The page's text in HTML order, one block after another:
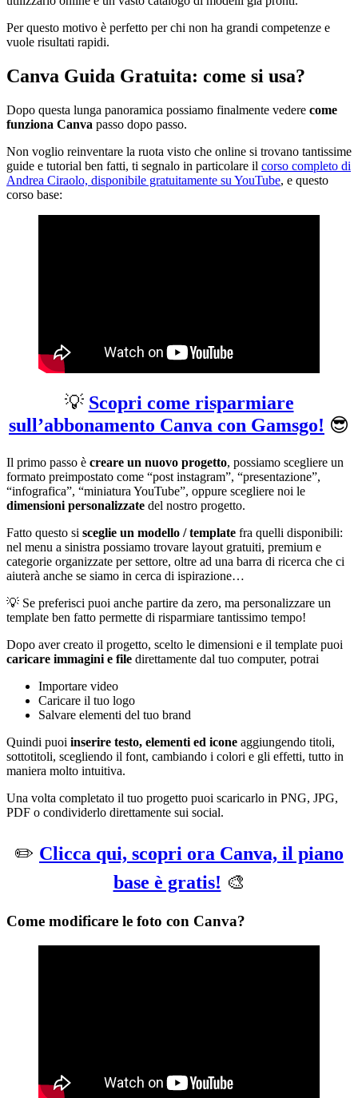
Per questo motivo è perfetto per chi non ha grandi competenze e
vuole risultati rapidi.
Canva Guida Gratuita: come si usa?
Dopo questa lunga panoramica possiamo finalmente vedere come
funziona Canva passo dopo passo.
Non voglio reinventare la ruota visto che online si trovano tantissime
guide e tutorial ben fatti, ti segnalo in particolare il corso completo di
Andrea Ciraolo, disponibile gratuitamente su YouTube, e questo
corso base:
💡 Scopri come risparmiare
sull’abbonamento Canva con Gamsgo! 😎
Il primo passo è creare un nuovo progetto, possiamo scegliere un
formato preimpostato come “post instagram”, “presentazione”,
“infografica”, “miniatura YouTube”, oppure scegliere noi le
dimensioni personalizzate del nostro progetto.
Fatto questo si sceglie un modello / template fra quelli disponibili:
nel menu a sinistra possiamo trovare layout gratuiti, premium e
categorie organizzate per settore, oltre ad una barra di ricerca che ci
aiuterà anche se siamo in cerca di ispirazione…
💡 Se preferisci puoi anche partire da zero, ma personalizzare un
template ben fatto permette di risparmiare tantissimo tempo!
Dopo aver creato il progetto, scelto le dimensioni e il template puoi
caricare immagini e file direttamente dal tuo computer, potrai
Importare video
Caricare il tuo logo
Salvare elementi del tuo brand
Quindi puoi inserire testo, elementi ed icone aggiungendo titoli,
sottotitoli, scegliendo il font, cambiando i colori e gli effetti, tutto in
maniera molto intuitiva.
Una volta completato il tuo progetto puoi scaricarlo in PNG, JPG,
PDF o condividerlo direttamente sui social.
✏️ Clicca qui, scopri ora Canva, il piano
base è gratis! 🎨
Come modificare le foto con Canva?